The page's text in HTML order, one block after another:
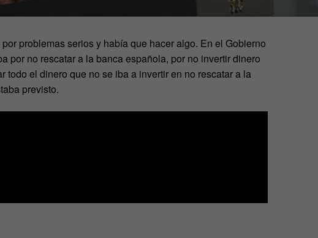
problemas serios y había que hacer algo. En el Gobierno
por no rescatar a la banca española, por no invertir dinero
todo el dinero que no se iba a invertir en no rescatar a la
previsto.